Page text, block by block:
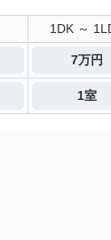
1DK ～
7万円
1室